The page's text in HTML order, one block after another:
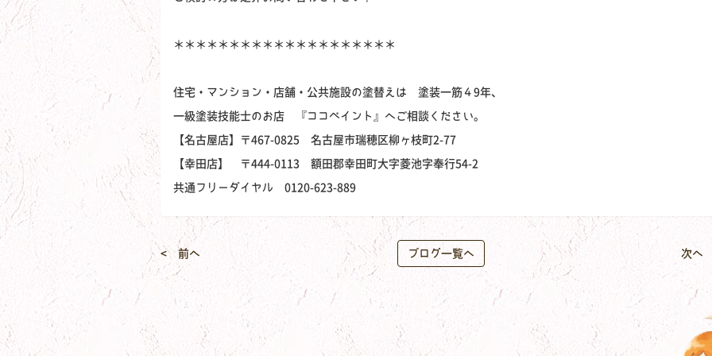
＊＊＊＊＊＊＊＊＊＊＊＊＊＊＊＊＊＊＊＊
住宅・マンション・店舗・公共施設の塗替えは 塗装一筋４9年、
一級塗装技能士のお店 『ココペイント』へご相談ください。
【名古屋店】〒467-0825 名古屋市瑞穂区柳ヶ枝町2-77
【幸田店】 〒444-0113 額田郡幸田町大字菱池字奉行54-2
共通フリーダイヤル 0120-623-889
< 前へ ブログ一覧へ 次へ